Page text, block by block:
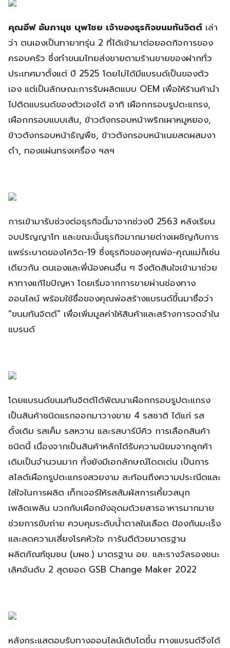
คุณอีฟ อัมภานุช บุพไชย เจ้าของธุรกิจขนมทันจิตต์ เล่า
ว่า ตนเองเป็นทายาทรุ่น 2 ที่ได้เข้ามาต่อยอดกิจการของ
ครอบครัว ซึ่งทำขนมไทยส่งขายตามร้านขายของฝากทั่ว
ประเทศมาตั้งแต่ ปี 2525 โดยไม่ได้มีแบรนด์เป็นของตัว
เอง แต่เป็นลักษณะการรับผลิตแบบ OEM เพื่อให้ร้านค้านำ
ไปติดแบรนด์ของตัวเองได้ อาทิ เผือกกรอบรูปตะแกรง,
เผือกกรอบแบบเส้น, ข้าวตังกรอบหน้าพริกเผาหมูหยอง,
ข้าวตังกรอบหน้าธัญพืช, ข้าวตังกรอบหน้าเนยสดผสมงา
ดำ, ทองแผ่นทรงเครื่อง ฯลฯ
การเข้ามารับช่วงต่อธุรกิจนี้มาจากช่วงปี 2563 หลังเรียน
จบปริญญาโท และขณะนั้นธุรกิจมากมายต่างเผชิญกับการ
แพร่ระบาดของโควิด-19 ซึ่งธุรกิจของคุณพ่อ-คุณแม่ก็เช่น
เดียวกัน ตนเองและพี่น้องคนอื่น ๆ จึงตัดสินใจเข้ามาช่วย
หาทางแก้ไขปัญหา โดยเริ่มจากการขายผ่านช่องทาง
ออนไลน์ พร้อมใช้ชื่อของคุณพ่อสร้างแบรนด์ขึ้นมาชื่อว่า
“ขนมทันจิตต์” เพื่อเพิ่มมูลค่าให้สินค้าและสร้างการจดจำใน
แบรนด์
โดยแบรนด์ขนมทันจิตต์ได้พัฒนาเผือกกรอบรูปตะแกรง
เป็นสินค้าชนิดแรกออกมาวางขาย 4 รสชาติ ได้แก่ รส
ดั้งเดิม รสเค็ม รสหวาน และรสบาร์บีคิว การเลือกสินค้า
ชนิดนี้ เนื่องจากเป็นสินค้าหลักได้รับความนิยมจากลูกค้า
เดิมเป็นจำนวนมาก ทั้งยังมีเอกลักษณ์โดดเด่น เป็นการ
สไลด์เผือกรูปตะแกรงสวยงาม สะท้อนถึงความประณีตและ
ใส่ใจในการผลิต เท็กเจอร์ให้รสสัมผัสการเคี้ยวสนุก
เพลิดเพลิน บวกกับเผือกยังอุดมด้วยสารอาหารมากมาย
ช่วยการขับถ่าย ควบคุมระดับน้ำตาลในเลือด ป้องกันมะเร็ง
และลดความเสี่ยงโรคหัวใจ การันตีด้วยมาตรฐาน
ผลิตภัณฑ์ชุมชน (มผช.) มาตรฐาน อย. และรางวัลรองชนะ
เลิศอันดับ 2 สุดยอด GSB Change Maker 2022
หลังกระแสตอบรับทางออนไลน์เติบโตขึ้น ทางแบรนด์จึงได้